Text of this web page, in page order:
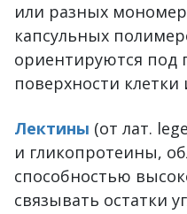
или разных
капсульных
ориентируются под
поверхности клетки
Лектины (от лат.
и гликопротеины,
способностью
связывать остатки